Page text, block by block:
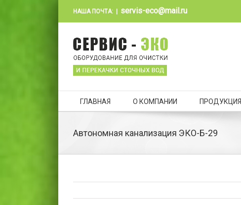
НАША ПОЧТА: servis-eco@mail.ru
ГЛАВНАЯ О КОМПАНИИ ПРОДУКЦИЯ
Автономная канализация ЭКО-Б-29